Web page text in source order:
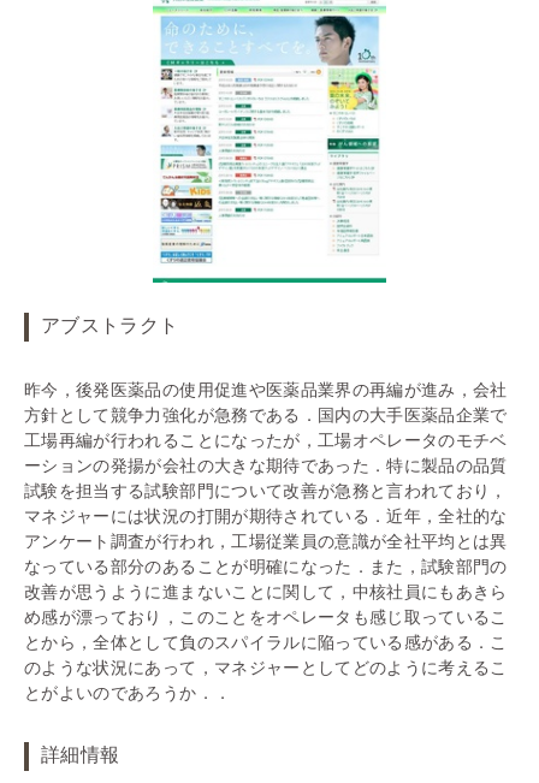
アブストラクト
昨今，後発医薬品の使用促進や医薬品業界の再編が進み，会社
方針として競争力強化が急務である．国内の大手医薬品企業で
工場再編が行われることになったが，工場オペレータのモチベ
ーションの発揚が会社の大きな期待であった．特に製品の品質
試験を担当する試験部門について改善が急務と言われており，
マネジャーには状況の打開が期待されている．近年，全社的な
アンケート調査が行われ，工場従業員の意識が全社平均とは異
なっている部分のあることが明確になった．また，試験部門の
改善が思うように進まないことに関して，中核社員にもあきら
め感が漂っており，このことをオペレータも感じ取っているこ
とから，全体として負のスパイラルに陥っている感がある．こ
のような状況にあって，マネジャーとしてどのように考えるこ
とがよいのであろうか．．
詳細情報